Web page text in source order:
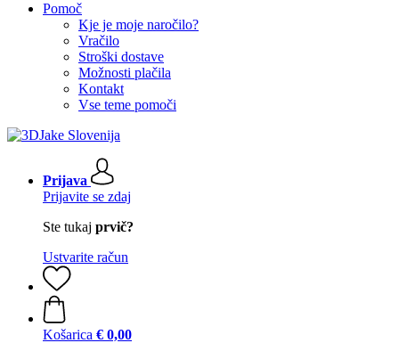
Pomoč
Kje je moje naročilo?
Vračilo
Stroški dostave
Možnosti plačila
Kontakt
Vse teme pomoči
Prijava
Prijavite se zdaj
Ste tukaj prvič?
Ustvarite račun
Košarica € 0,00